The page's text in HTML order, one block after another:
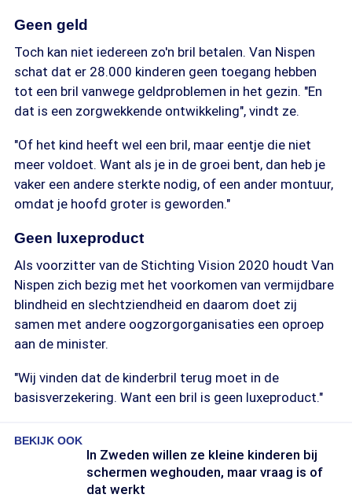
Geen geld
Toch kan niet iedereen zo'n bril betalen. Van Nispen
schat dat er 28.000 kinderen geen toegang hebben
tot een bril vanwege geldproblemen in het gezin. "En
dat is een zorgwekkende ontwikkeling", vindt ze.
"Of het kind heeft wel een bril, maar eentje die niet
meer voldoet. Want als je in de groei bent, dan heb je
vaker een andere sterkte nodig, of een ander montuur,
omdat je hoofd groter is geworden."
Geen luxeproduct
Als voorzitter van de Stichting Vision 2020 houdt Van
Nispen zich bezig met het voorkomen van vermijdbare
blindheid en slechtziendheid en daarom doet zij
samen met andere oogzorgorganisaties een oproep
aan de minister.
"Wij vinden dat de kinderbril terug moet in de
basisverzekering. Want een bril is geen luxeproduct."
BEKIJK OOK
In Zweden willen ze kleine kinderen bij
schermen weghouden, maar vraag is of
dat werkt